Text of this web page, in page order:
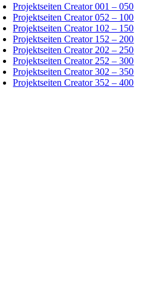
Projektseiten Creator 001 – 050
Projektseiten Creator 052 – 100
Projektseiten Creator 102 – 150
Projektseiten Creator 152 – 200
Projektseiten Creator 202 – 250
Projektseiten Creator 252 – 300
Projektseiten Creator 302 – 350
Projektseiten Creator 352 – 400